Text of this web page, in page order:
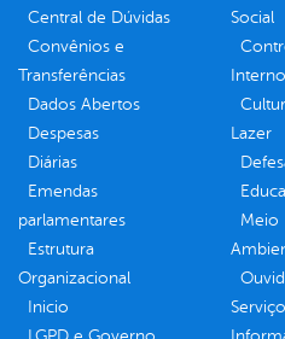
Central de Dúvidas
Convênios e
Transferências
Dados Abertos
Despesas
Diárias
Emendas
parlamentares
Estrutura
Organizacional
Inicio
Social
Interno
Lazer
Meio